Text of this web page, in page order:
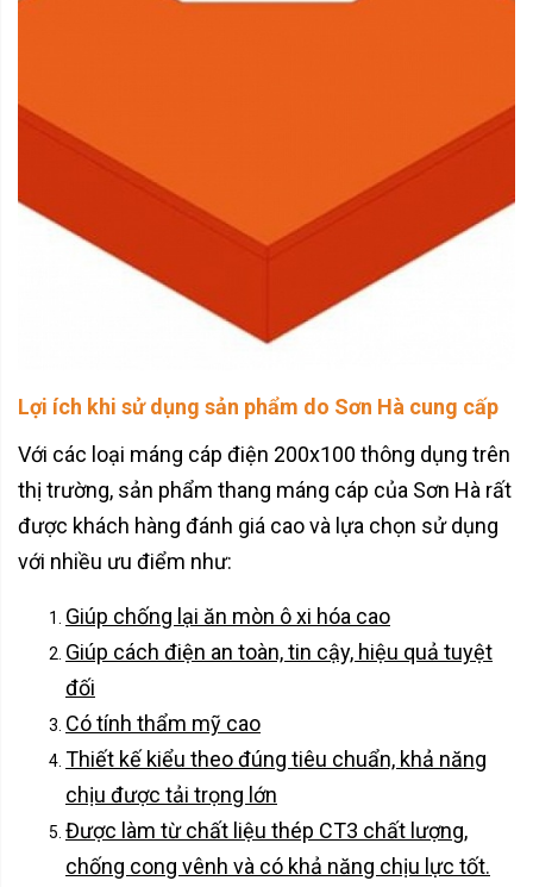
Lợi ích khi sử dụng sản phẩm do Sơn Hà cung cấp
Với các loại máng cáp điện 200x100 thông dụng trên
thị trường, sản phẩm thang máng cáp của Sơn Hà rất
được khách hàng đánh giá cao và lựa chọn sử dụng
với nhiều ưu điểm như:
Giúp chống lại ăn mòn ô xi hóa cao
Giúp cách điện an toàn, tin cậy, hiệu quả tuyệt
đối
Có tính thẩm mỹ cao
Thiết kế kiểu theo đúng tiêu chuẩn, khả năng
chịu được tải trọng lớn
Được làm từ chất liệu thép CT3 chất lượng,
chống cong vênh và có khả năng chịu lực tốt.